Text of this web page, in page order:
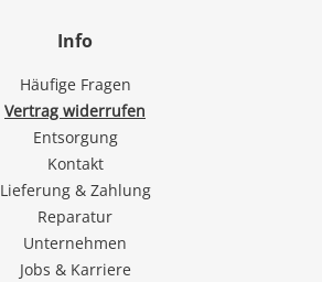
Info
Häufige Fragen
Vertrag widerrufen
Entsorgung
Kontakt
Lieferung & Zahlung
Reparatur
Unternehmen
Jobs & Karriere